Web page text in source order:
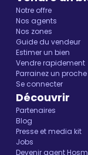
Notre offre
Nos agents
Nos zones
Guide du vendeur
Estimer un bien
Vendre rapidement
Parrainez un proche
Se connecter
Découvrir
Partenaires
Blog
Presse et media kit
Jobs
Devenir agent